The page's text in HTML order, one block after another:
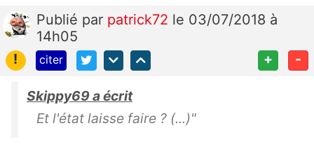
Publié par patrick72 le 03/07/2018 à
14h05
!
citer + -
Skippy69 a écrit
Et l'état laisse faire ? (...)"